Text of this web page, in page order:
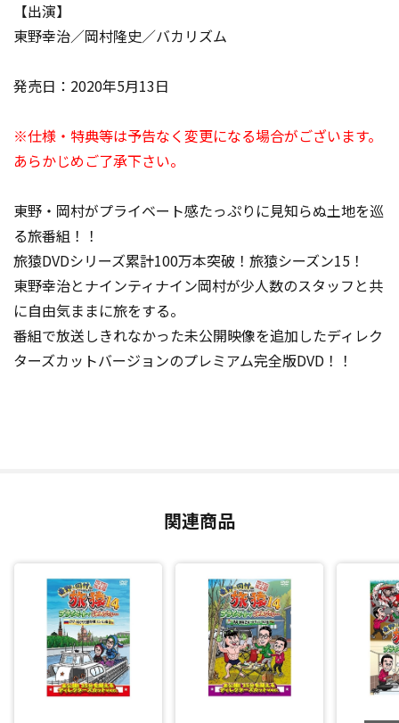
【出演】
東野幸治／岡村隆史／バカリズム
発売日：2020年5月13日
※仕様・特典等は予告なく変更になる場合がございます。
あらかじめご了承下さい。
東野・岡村がプライベート感たっぷりに見知らぬ土地を巡
る旅番組！！
旅猿DVDシリーズ累計100万本突破！旅猿シーズン15！
東野幸治とナインティナイン岡村が少人数のスタッフと共
に自由気ままに旅をする。
番組で放送しきれなかった未公開映像を追加したディレク
ターズカットバージョンのプレミアム完全版DVD！！
関連商品